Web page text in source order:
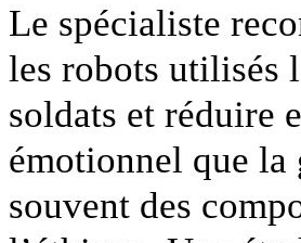
Le spécialiste
les robots utilisés
soldats et réduire
émotionnel que la
souvent des